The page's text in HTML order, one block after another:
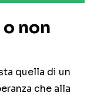
non
quella di un
che alla